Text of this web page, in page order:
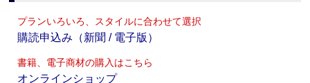
プランいろいろ、スタイルに合わせて選択
購読申込み（新聞 / 電子版）
書籍、電子商材の購入はこちら
オンラインショップ